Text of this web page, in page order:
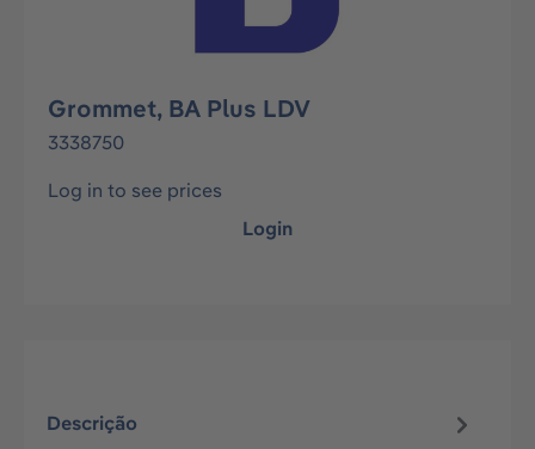
Grommet, BA Plus LDV
3338750
Log in to see prices
Login
Descrição